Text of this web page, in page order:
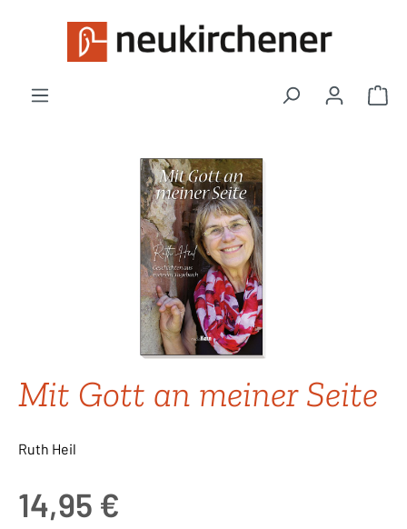
Zum Hauptinhalt springen
Bildergalerie überspringen
Mit Gott an meiner Seite
Ruth Heil
14,95 €